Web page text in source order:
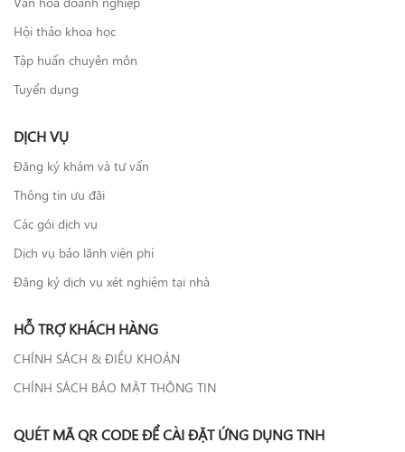
Hội thảo khoa học
Tập huấn chuyên môn
Tuyển dụng
DỊCH VỤ
Đăng ký khám và tư vấn
Thông tin ưu đãi
Các gói dịch vụ
Dịch vụ bảo lãnh viện phí
Đăng ký dịch vụ xét nghiệm tại nhà
HỖ TRỢ KHÁCH HÀNG
CHÍNH SÁCH & ĐIỀU KHOẢN
CHÍNH SÁCH BẢO MẬT THÔNG TIN
QUÉT MÃ QR CODE ĐỂ CÀI ĐẶT ỨNG DỤNG TNH